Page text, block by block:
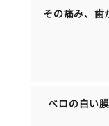
その痛み、歯
ベロの白い